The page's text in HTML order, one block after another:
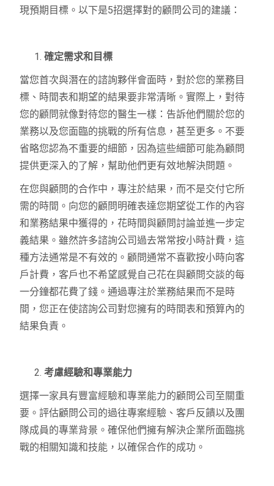
現預期目標。以下是5招選擇對的顧問公司的建議：
確定需求和目標
當您首次與潛在的諮詢夥伴會面時，對於您的業務目
標、時間表和期望的結果要非常清晰。實際上，對待
您的顧問就像對待您的醫生一樣：告訴他們關於您的
業務以及您面臨的挑戰的所有信息，甚至更多。不要
省略您認為不重要的細節，因為這些細節可能為顧問
提供更深入的了解，幫助他們更有效地解決問題。
在您與顧問的合作中，專注於結果，而不是交付它所
需的時間。向您的顧問明確表達您期望從工作的內容
和業務結果中獲得的，花時間與顧問討論並進一步定
義結果。雖然許多諮詢公司過去常常按小時計費，這
種方法通常是不有效的。顧問通常不喜歡按小時向客
戶計費，客戶也不希望感覺自己花在與顧問交談的每
一分鐘都花費了錢。通過專注於業務結果而不是時
間，您正在使諮詢公司對您擁有的時間表和預算內的
結果負責。
考慮經驗和專業能力
選擇一家具有豐富經驗和專業能力的顧問公司至關重
要。評估顧問公司的過往專案經驗、客戶反饋以及團
隊成員的專業背景。確保他們擁有解決企業所面臨挑
戰的相關知識和技能，以確保合作的成功。